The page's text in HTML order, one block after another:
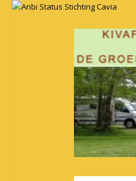
Anbi Status Stichting Cavia